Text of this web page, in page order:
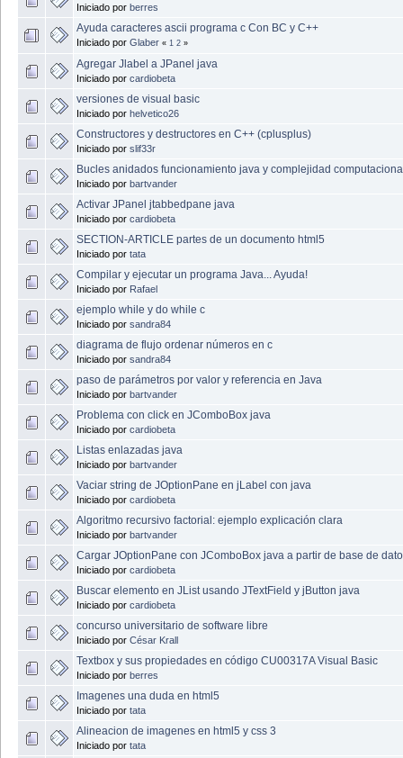
Iniciado por berres
Ayuda caracteres ascii programa c Con BC y C++
Iniciado por Glaber « 1 2 »
Agregar Jlabel a JPanel java
Iniciado por cardiobeta
versiones de visual basic
Iniciado por helvetico26
Constructores y destructores en C++ (cplusplus)
Iniciado por slif33r
Bucles anidados funcionamiento java y complejidad
Iniciado por bartvander
Activar JPanel jtabbedpane java
Iniciado por cardiobeta
SECTION-ARTICLE partes de un documento html5
Iniciado por tata
Compilar y ejecutar un programa Java... Ayuda!
Iniciado por Rafael
ejemplo while y do while c
Iniciado por sandra84
diagrama de flujo ordenar números en c
Iniciado por sandra84
paso de parámetros por valor y referencia en Java
Iniciado por bartvander
Problema con click en JComboBox java
Iniciado por cardiobeta
Listas enlazadas java
Iniciado por bartvander
Vaciar string de JOptionPane en jLabel con java
Iniciado por cardiobeta
Algoritmo recursivo factorial: ejemplo explicación clara
Iniciado por bartvander
Cargar JOptionPane con JComboBox java a partir de base de
Iniciado por cardiobeta
Buscar elemento en JList usando JTextField y jButton java
Iniciado por cardiobeta
concurso universitario de software libre
Iniciado por César Krall
Textbox y sus propiedades en código CU00317A Visual Basic
Iniciado por berres
Imagenes una duda en html5
Iniciado por tata
Alineacion de imagenes en html5 y css 3
Iniciado por tata